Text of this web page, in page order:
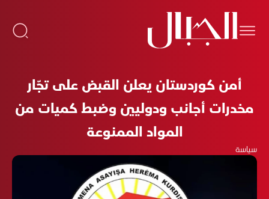
أمن كوردستان يعلن القبض على تجّار
مخدرات أجانب ودوليين وضبط كميات من
المواد الممنوعة
سياسة